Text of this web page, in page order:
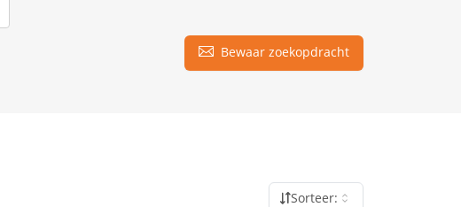
Bewaar zoekopdracht
Sorteer: